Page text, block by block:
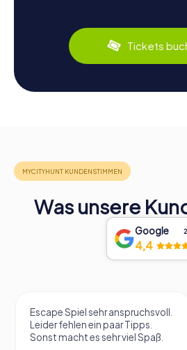
Tickets
Was unsere
Google
4,4
Escape Spiel sehr anspruchsvoll.
Leider fehlen ein paar Tipps.
Sonst macht es sehr viel Spaß.